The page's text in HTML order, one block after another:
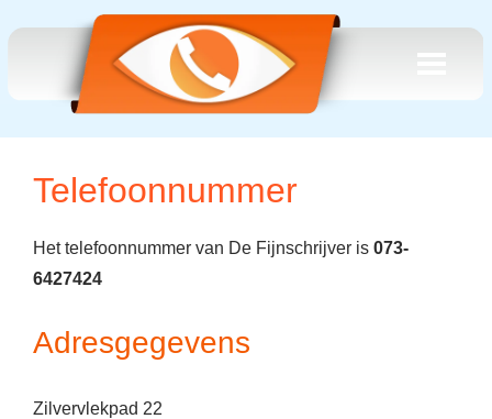
Telefoonnummer
Het telefoonnummer van De Fijnschrijver is 073-
6427424
Adresgegevens
Zilvervlekpad 22